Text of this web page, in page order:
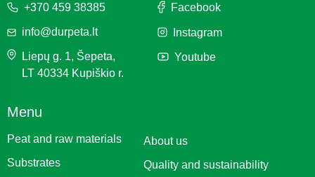
+370 459 38385
info@durpeta.lt
Liepų g. 1, Šepeta,
LT 40334 Kupiškio r.
Facebook
Instagram
Youtube
Menu
Peat and raw materials
Substrates
About us
Quality and sustainability